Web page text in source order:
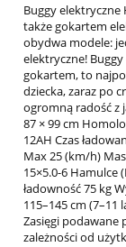
Buggy elektryczne
także gokartem
obydwa modele:
elektryczne!
gokartem, to
dziecka, zaraz po
ogromną radość z
87 × 99 cm
12AH Czas
Max 25 (km/h)
15×5.0-6 Hamulce
ładowność 75 kg
115–145 cm
Zasięgi podawane
zależności od